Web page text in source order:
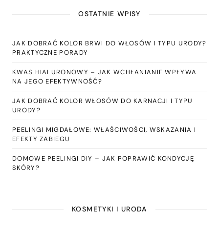
OSTATNIE WPISY
JAK DOBRAĆ KOLOR BRWI DO WŁOSÓW I TYPU URODY?
PRAKTYCZNE PORADY
KWAS HIALURONOWY – JAK WCHŁANIANIE WPŁYWA
NA JEGO EFEKTYWNOŚĆ?
JAK DOBRAĆ KOLOR WŁOSÓW DO KARNACJI I TYPU
URODY?
PEELINGI MIGDAŁOWE: WŁAŚCIWOŚCI, WSKAZANIA I
EFEKTY ZABIEGU
DOMOWE PEELINGI DIY – JAK POPRAWIĆ KONDYCJĘ
SKÓRY?
KOSMETYKI I URODA